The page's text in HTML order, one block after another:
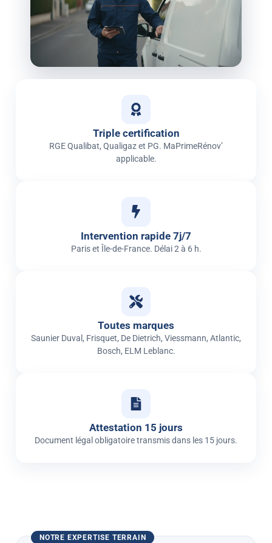
Triple certification
RGE Qualibat, Qualigaz et PG. MaPrimeRénov’
applicable.
Intervention rapide 7j/7
Paris et Île-de-France. Délai 2 à 6 h.
Toutes marques
Saunier Duval, Frisquet, De Dietrich, Viessmann, Atlantic,
Bosch, ELM Leblanc.
Attestation 15 jours
Document légal obligatoire transmis dans les 15 jours.
NOTRE EXPERTISE TERRAIN